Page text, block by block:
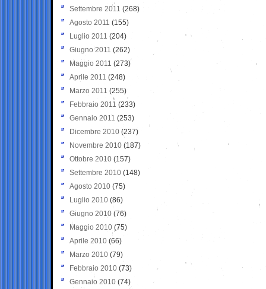
Settembre 2011 (268)
Agosto 2011 (155)
Luglio 2011 (204)
Giugno 2011 (262)
Maggio 2011 (273)
Aprile 2011 (248)
Marzo 2011 (255)
Febbraio 2011 (233)
Gennaio 2011 (253)
Dicembre 2010 (237)
Novembre 2010 (187)
Ottobre 2010 (157)
Settembre 2010 (148)
Agosto 2010 (75)
Luglio 2010 (86)
Giugno 2010 (76)
Maggio 2010 (75)
Aprile 2010 (66)
Marzo 2010 (79)
Febbraio 2010 (73)
Gennaio 2010 (74)